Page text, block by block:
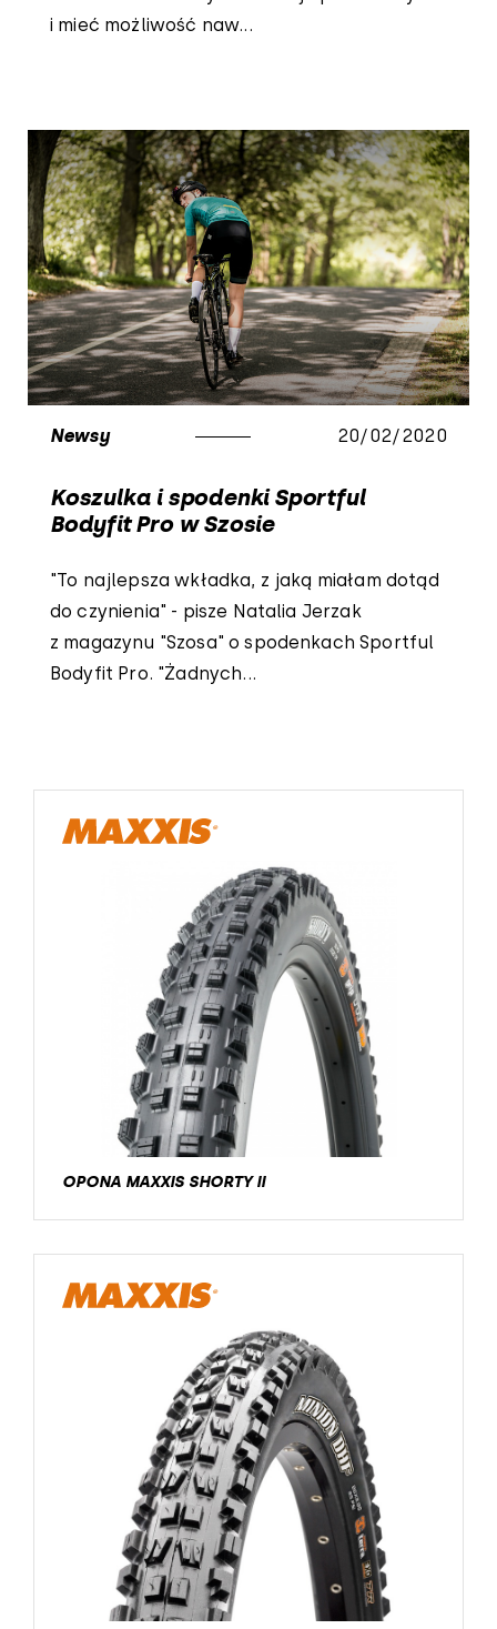
i mieć możliwość naw...
Newsy 20/02/2020
Koszulka i spodenki Sportful
Bodyfit Pro w Szosie
"To najlepsza wkładka, z jaką miałam dotąd
do czynienia" - pisze Natalia Jerzak
z magazynu "Szosa" o spodenkach Sportful
Bodyfit Pro. "Żadnych...
OPONA MAXXIS SHORTY II